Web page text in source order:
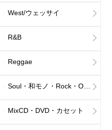
West/ウェッサイ
R&B
Reggae
Soul・和モノ・Rock・Others
MixCD・DVD・カセット